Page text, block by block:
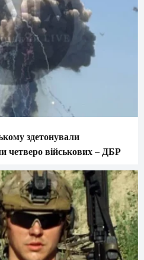
здетонували
четверо військових – ДБР